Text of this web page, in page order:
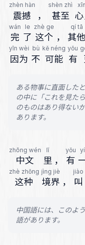
zhèn hàn
震撼 ，
shèn zhì
甚至
wán
完
le
了
zhè ge
这个 ，
qí tā
其他
yīn wèi
因为
bù
不
kě néng
可能
yǒu
有
ある物事に直面した
の中に「これを見た
のものはあり得ない
あります。
zhōng wén
中文
lǐ
里 ，
yǒu
有
zhè zhǒng
这种
jìng jiè
境界 ，
jiào
叫
中国語には、このよ
語があります。